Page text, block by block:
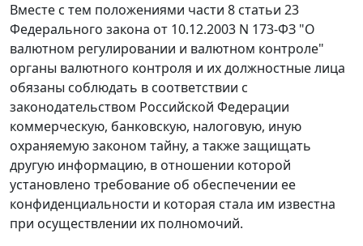
Вместе с тем положениями части 8 статьи 23
Федерального закона от 10.12.2003 N 173-ФЗ "О
валютном регулировании и валютном контроле"
органы валютного контроля и их должностные лица
обязаны соблюдать в соответствии с
законодательством Российской Федерации
коммерческую, банковскую, налоговую, иную
охраняемую законом тайну, а также защищать
другую информацию, в отношении которой
установлено требование об обеспечении ее
конфиденциальности и которая стала им известна
при осуществлении их полномочий.